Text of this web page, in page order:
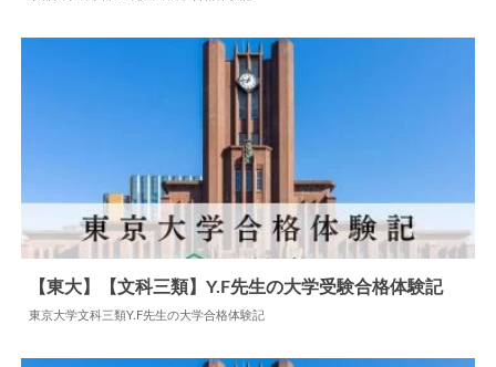
【東大】【文科三類】Y.F先生の大学受験合格体験記
東京大学文科三類Y.F先生の大学合格体験記